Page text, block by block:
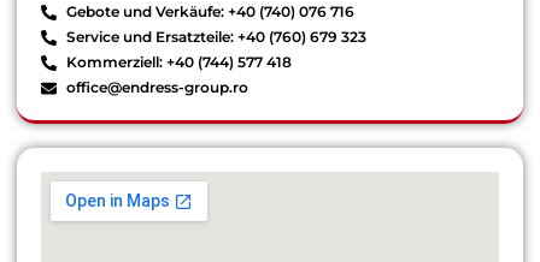
Gebote und Verkäufe: +40 (740) 076 716
Service und Ersatzteile: +40 (760) 679 323
Kommerziell: +40 (744) 577 418
office@endress-group.ro